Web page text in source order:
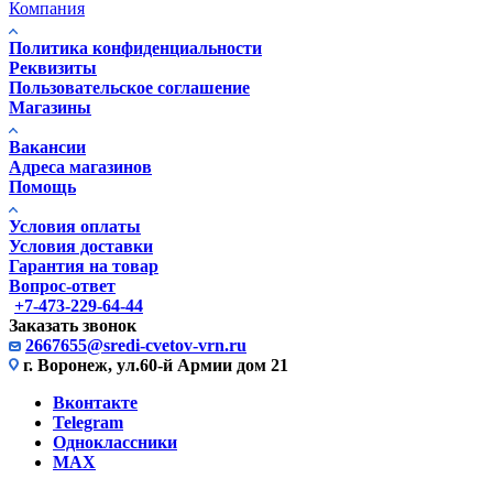
Компания
Политика конфиденциальности
Реквизиты
Пользовательское соглашение
Магазины
Вакансии
Адреса магазинов
Помощь
Условия оплаты
Условия доставки
Гарантия на товар
Вопрос-ответ
+7-473-229-64-44
Заказать звонок
2667655@sredi-cvetov-vrn.ru
г. Воронеж, ул.60-й Армии дом 21
Вконтакте
Telegram
Одноклассники
MAX